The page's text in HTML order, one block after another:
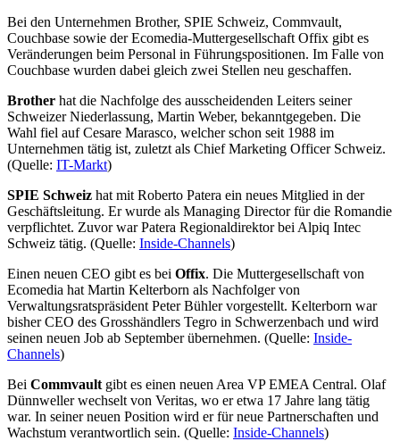
Bei den Unternehmen Brother, SPIE Schweiz, Commvault,
Couchbase sowie der Ecomedia-Muttergesellschaft Offix gibt es
Veränderungen beim Personal in Führungspositionen. Im Falle von
Couchbase wurden dabei gleich zwei Stellen neu geschaffen.
Brother hat die Nachfolge des ausscheidenden Leiters seiner
Schweizer Niederlassung, Martin Weber, bekanntgegeben. Die
Wahl fiel auf Cesare Marasco, welcher schon seit 1988 im
Unternehmen tätig ist, zuletzt als Chief Marketing Officer Schweiz.
(Quelle: IT-Markt)
SPIE Schweiz hat mit Roberto Patera ein neues Mitglied in der
Geschäftsleitung. Er wurde als Managing Director für die Romandie
verpflichtet. Zuvor war Patera Regionaldirektor bei Alpiq Intec
Schweiz tätig. (Quelle: Inside-Channels)
Einen neuen CEO gibt es bei Offix. Die Muttergesellschaft von
Ecomedia hat Martin Kelterborn als Nachfolger von
Verwaltungsratspräsident Peter Bühler vorgestellt. Kelterborn war
bisher CEO des Grosshändlers Tegro in Schwerzenbach und wird
seinen neuen Job ab September übernehmen. (Quelle: Inside-
Channels)
Bei Commvault gibt es einen neuen Area VP EMEA Central. Olaf
Dünnweller wechselt von Veritas, wo er etwa 17 Jahre lang tätig
war. In seiner neuen Position wird er für neue Partnerschaften und
Wachstum verantwortlich sein. (Quelle: Inside-Channels)